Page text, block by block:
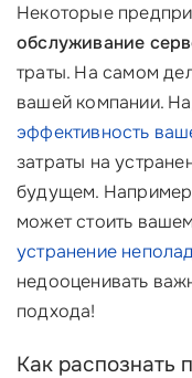
Некоторые
обслуживание
траты. На самом
вашей компании.
эффективность
затраты на
будущем.
может стоить
устранение
недооценивать
подхода!
Как распознать